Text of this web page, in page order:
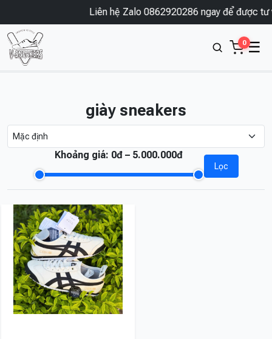
Liên hệ Zalo 0862920286 ngay để được tư
0 ☰
giày sneakers
Khoảng giá: 0đ – 5.000.000đ
Lọc